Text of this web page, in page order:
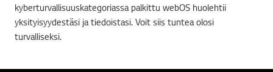
kyberturvallisuuskategoriassa palkittu webOS huolehtii
yksityisyydestäsi ja tiedoistasi. Voit siis tuntea olosi
turvalliseksi.